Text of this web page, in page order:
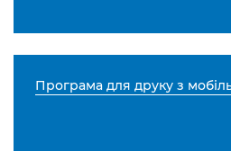
Програма для друку з